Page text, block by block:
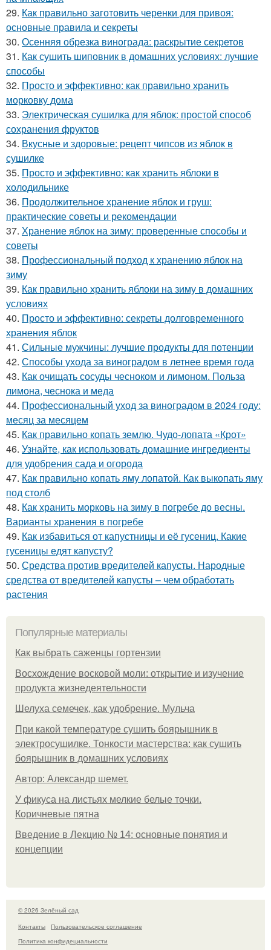
29. Как правильно заготовить черенки для привоя:
основные правила и секреты
30. Осенняя обрезка винограда: раскрытие секретов
31. Как сушить шиповник в домашних условиях: лучшие
способы
32. Просто и эффективно: как правильно хранить
морковку дома
33. Электрическая сушилка для яблок: простой способ
сохранения фруктов
34. Вкусные и здоровые: рецепт чипсов из яблок в
сушилке
35. Просто и эффективно: как хранить яблоки в
холодильнике
36. Продолжительное хранение яблок и груш:
практические советы и рекомендации
37. Хранение яблок на зиму: проверенные способы и
советы
38. Профессиональный подход к хранению яблок на
зиму
39. Как правильно хранить яблоки на зиму в домашних
условиях
40. Просто и эффективно: секреты долговременного
хранения яблок
41. Сильные мужчины: лучшие продукты для потенции
42. Способы ухода за виноградом в летнее время года
43. Как очищать сосуды чесноком и лимоном. Польза
лимона, чеснока и меда
44. Профессиональный уход за виноградом в 2024 году:
месяц за месяцем
45. Как правильно копать землю. Чудо-лопата «Крот»
46. Узнайте, как использовать домашние ингредиенты
для удобрения сада и огорода
47. Как правильно копать яму лопатой. Как выкопать яму
под столб
48. Как хранить морковь на зиму в погребе до весны.
Варианты хранения в погребе
49. Как избавиться от капустницы и её гусениц. Какие
гусеницы едят капусту?
50. Средства против вредителей капусты. Народные
средства от вредителей капусты – чем обработать
растения
Популярные материалы
Как выбрать саженцы гортензии
Восхождение восковой моли: открытие и изучение
продукта жизнедеятельности
Шелуха семечек, как удобрение. Мульча
При какой температуре сушить боярышник в
электросушилке. Тонкости мастерства: как сушить
боярышник в домашних условиях
Автор: Александр шемет.
У фикуса на листьях мелкие белые точки.
Коричневые пятна
Введение в Лекцию № 14: основные понятия и
концепции
© 2026 Зелёный сад
Контакты
Пользовательское соглашение
Политика конфидециальности